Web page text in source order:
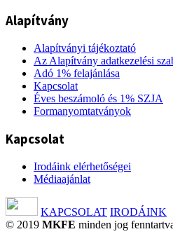
Alapítvány
Alapítványi tájékoztató
Az Alapítvány adatkezelési
Adó 1% felajánlása
Kapcsolat
Éves beszámoló és 1% SZJA
Formanyomtatványok
Kapcsolat
Irodáink elérhetőségei
Médiaajánlat
KAPCSOLAT IRODÁINK
© 2019 MKFE minden jog